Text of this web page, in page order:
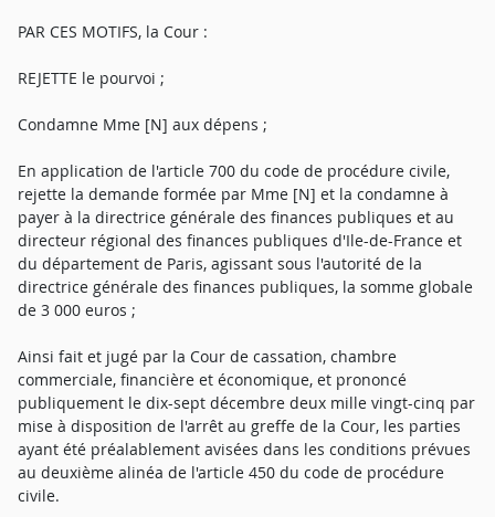
PAR CES MOTIFS, la Cour :
REJETTE le pourvoi ;
Condamne Mme [N] aux dépens ;
En application de l'article 700 du code de procédure civile,
rejette la demande formée par Mme [N] et la condamne à
payer à la directrice générale des finances publiques et au
directeur régional des finances publiques d'Ile-de-France et
du département de Paris, agissant sous l'autorité de la
directrice générale des finances publiques, la somme globale
de 3 000 euros ;
Ainsi fait et jugé par la Cour de cassation, chambre
commerciale, financière et économique, et prononcé
publiquement le dix-sept décembre deux mille vingt-cinq par
mise à disposition de l'arrêt au greffe de la Cour, les parties
ayant été préalablement avisées dans les conditions prévues
au deuxième alinéa de l'article 450 du code de procédure
civile.